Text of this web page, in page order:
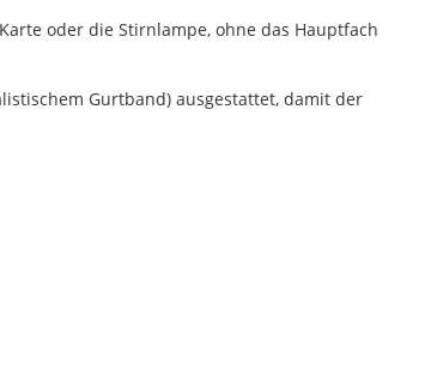
oder die Stirnlampe, ohne das Hauptfach
Gurtband) ausgestattet, damit der